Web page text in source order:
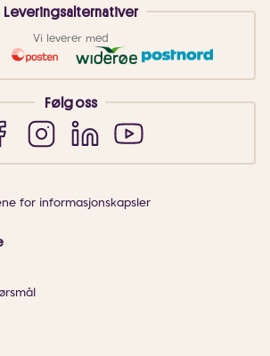
Leveringsalternativer
Vi leverer med
Følg oss
for informasjonskapsler